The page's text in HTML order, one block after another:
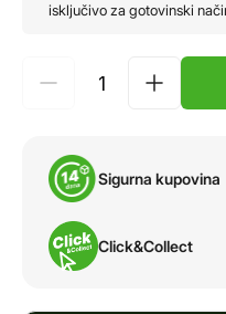
isključivo za gotovinski
Sigurna kupovina
Click&Collect